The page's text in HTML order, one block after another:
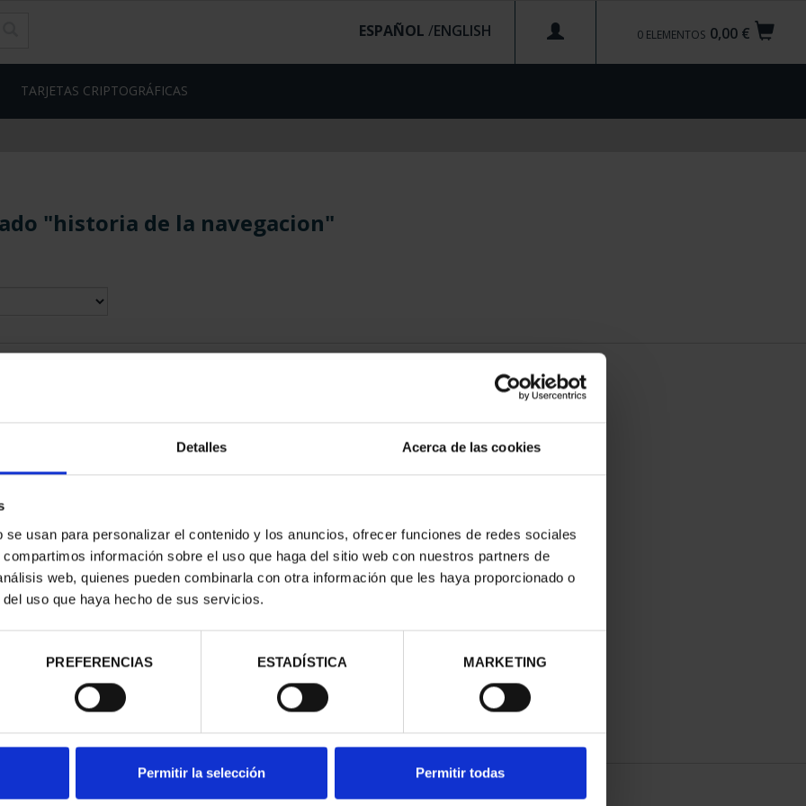
Detalles Acerca de las cookies
usan para personalizar el contenido y los anuncios, ofrecer funciones de redes sociales
información sobre el uso que haga del sitio web con nuestros partners de
web, quienes pueden combinarla con otra información que les haya proporcionado o
uso que haya hecho de sus servicios.
PREFERENCIAS ESTADÍSTICA MARKETING
Permitir la selección Permitir todas
0,00 €
0 ELEMENTOS
ESPAÑOL /
TARJETAS CRIPTOGRÁFICAS
"historia de la navegacion"
PROVINCIA